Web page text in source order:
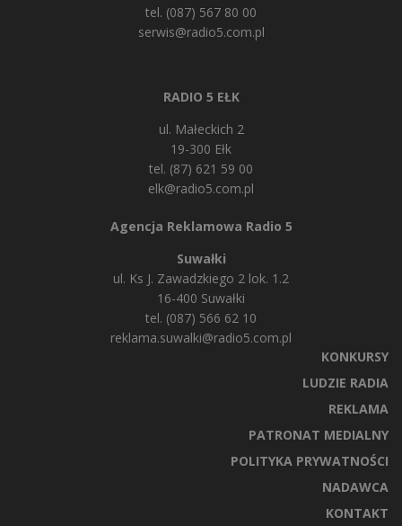
tel. (087) 567 80 00
serwis@radio5.com.pl
RADIO 5 EŁK
ul. Małeckich 2
19-300 Ełk
tel. (87) 621 59 00
elk@radio5.com.pl
Agencja Reklamowa Radio 5
Suwałki
ul. Ks J. Zawadzkiego 2 lok. 1.2
16-400 Suwałki
tel. (087) 566 62 10
reklama.suwalki@radio5.com.pl
KONKURSY
LUDZIE RADIA
REKLAMA
PATRONAT MEDIALNY
POLITYKA PRYWATNOŚCI
NADAWCA
KONTAKT